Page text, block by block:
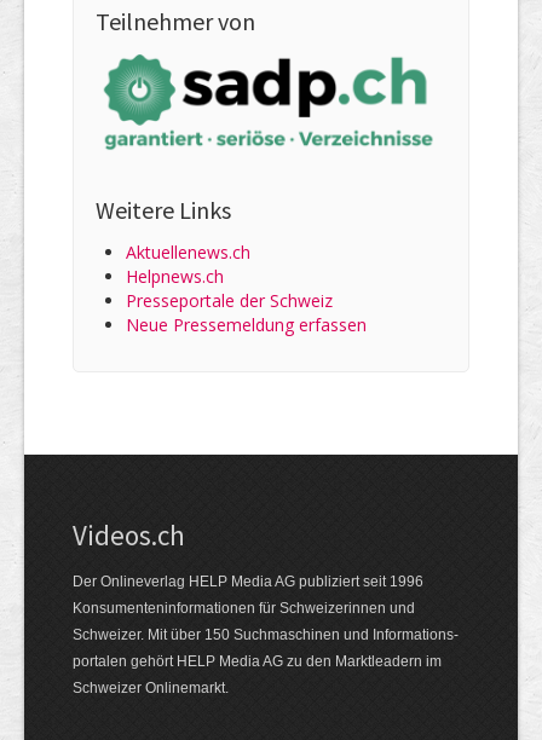
Teilnehmer von
Weitere Links
Aktuellenews.ch
Helpnews.ch
Presseportale der Schweiz
Neue Pressemeldung erfassen
Videos.ch
Der Onlineverlag HELP Media AG publiziert seit 1996
Konsumenten­informationen für Schweizerinnen und
Schweizer. Mit über 150 Suchmaschinen und Informations­
portalen gehört HELP Media AG zu den Marktleadern im
Schweizer Onlinemarkt.